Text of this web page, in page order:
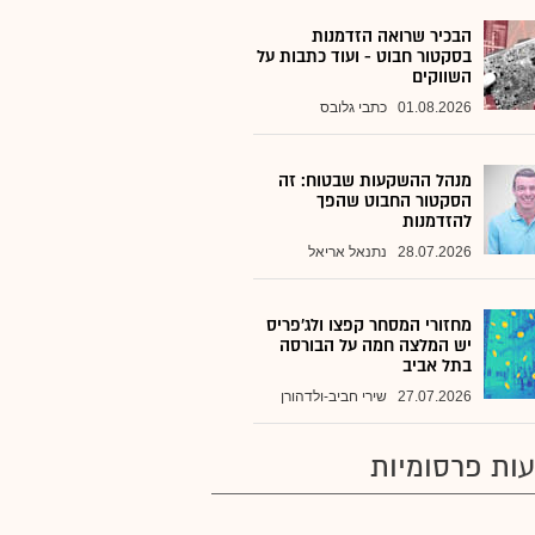
הבכיר שרואה הזדמנות
בסקטור חבוט - ועוד כתבות על
השווקים
01.08.2026 כתבי גלובס
מנהל ההשקעות שבטוח: זה
הסקטור החבוט שהפך
להזדמנות
28.07.2026 נתנאל אריאל
מחזורי המסחר קפצו ולג'פריס
יש המלצה חמה על הבורסה
בתל אביב
27.07.2026 שירי חביב-ולדהורן
פרסומיות